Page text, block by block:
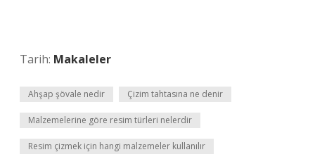
Tarih: Makaleler
Ahşap şövale nedir Çizim tahtasına ne denir
Malzemelerine göre resim türleri nelerdir
Resim çizmek için hangi malzemeler kullanılır